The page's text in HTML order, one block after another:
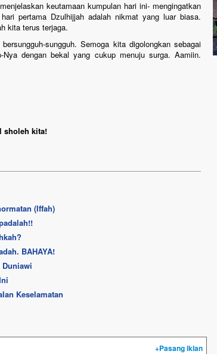
keutamaan kumpulan hari ini- mengingatkan
pertama Dzulhijjah adalah nikmat yang luar biasa.
kita terus terjaga.
sungguh. Semoga kita digolongkan sebagai
dengan bekal yang cukup menuju surga. Aamiin.
sholeh kita!
(Iffah)
BAHAYA!
Keselamatan
+Pasang iklan